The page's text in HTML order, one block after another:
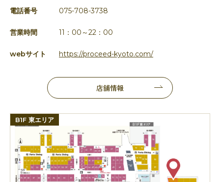
電話番号 075-708-3738
営業時間 11：00～22：00
webサイト https://proceed-kyoto.com/
店舗情報
B1F 東エリア